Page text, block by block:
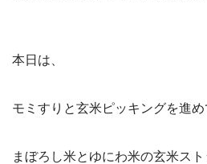
本日は、
モミすりと玄米ピッキングを進め
まぼろし米とゆにわ米の玄米スト